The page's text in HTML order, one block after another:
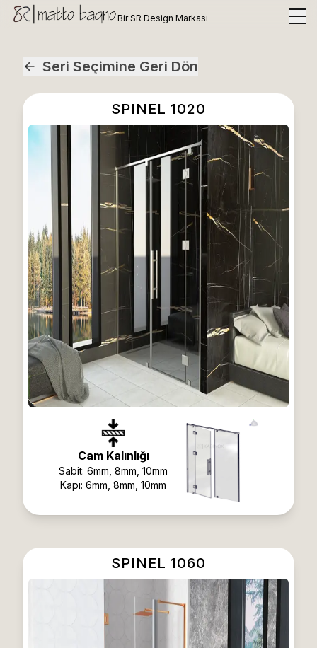
Bir SR Design Markası
Seri Seçimine Geri Dön
SPINEL 1020
Cam Kalınlığı
Sabit: 6mm, 8mm, 10mm
Kapı: 6mm, 8mm, 10mm
SPINEL 1060